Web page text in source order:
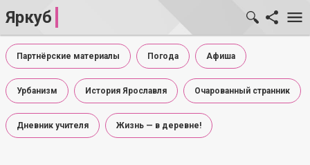
Яркуб
Партнёрские материалы Погода Афиша
Урбанизм История Ярославля Очарованный странник
Дневник учителя Жизнь — в деревне!